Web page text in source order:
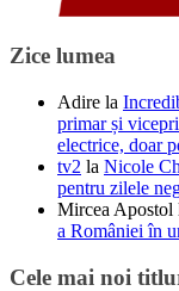
Zice lumea
Adire la
primar și
electrice, doar
tv2 la Nicole
pentru zilele
Mircea Apostol
a României în
Cele mai noi